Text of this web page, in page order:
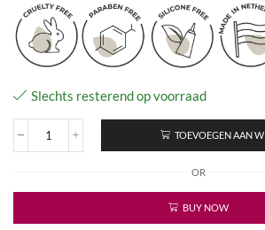
Slechts resterend op voorraad
Fresh
Body
Hair
TOEVOEGEN AAN
OR
BUY NOW